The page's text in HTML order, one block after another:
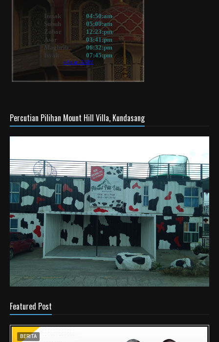
Percutian Pilihan Mount Hill Villa, Kundasang
Featured Post
BERITA